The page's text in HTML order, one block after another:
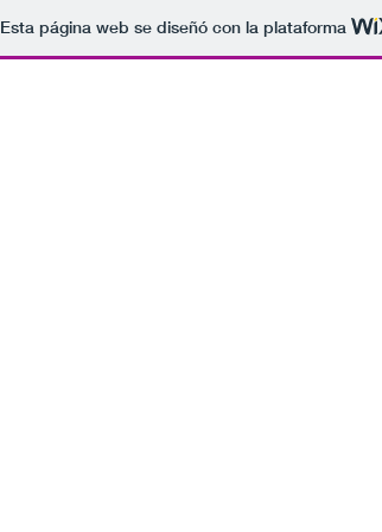
Esta página web se diseñó con la plataforma